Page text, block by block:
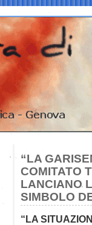
“LA
COMITATO
LANCIANO
SIMBOLO
“LA